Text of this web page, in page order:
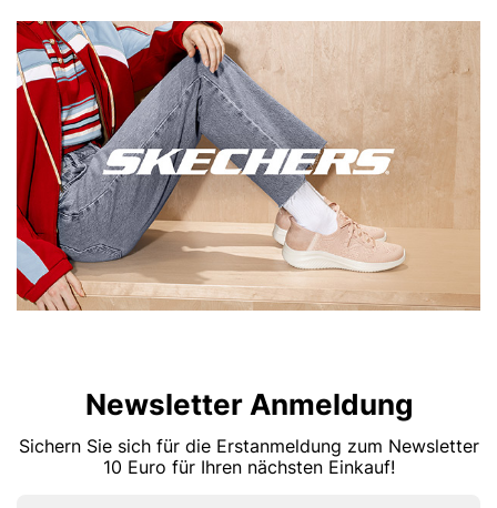
Newsletter Anmeldung
Sichern Sie sich für die Erstanmeldung zum Newsletter
10 Euro für Ihren nächsten Einkauf!